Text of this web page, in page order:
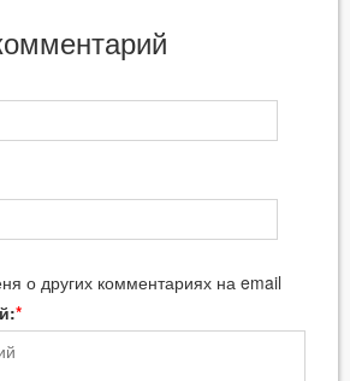
о других комментариях на email